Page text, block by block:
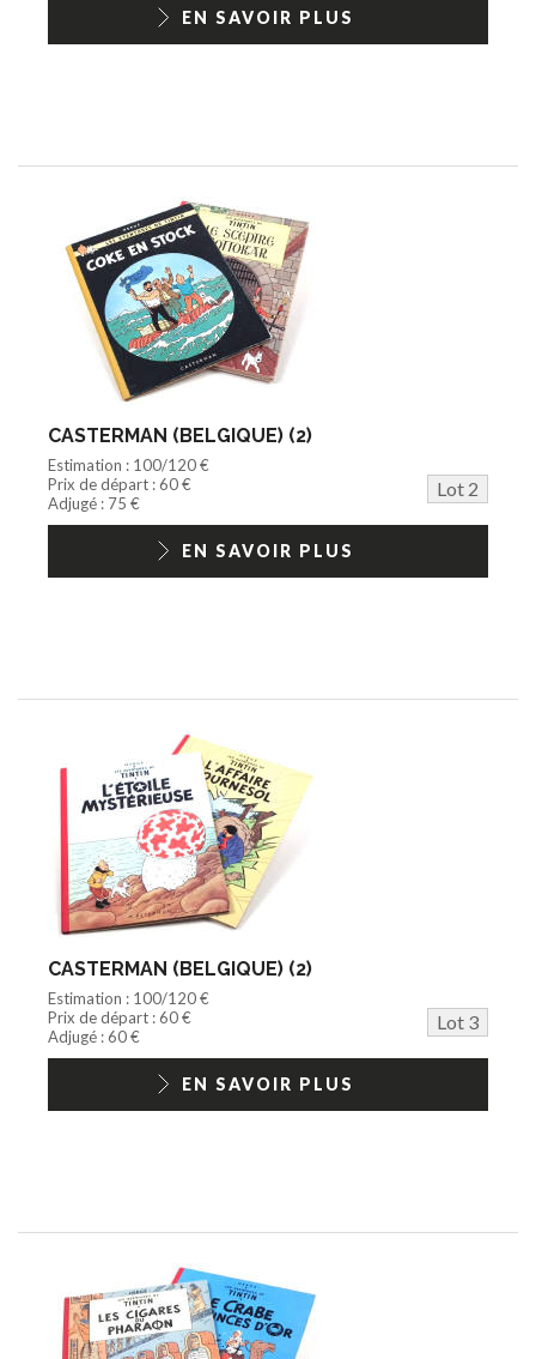
1/18ème moderneEN SAVOIR PLUS
CASTERMAN (BELGIQUE) (2)
Estimation : 100/120 €
Prix de départ : 60 €
Lot 2
Adjugé : 75 €
EN SAVOIR PLUS
CASTERMAN (BELGIQUE) (2)
Estimation : 100/120 €
Prix de départ : 60 €
Lot 3
Adjugé : 60 €
EN SAVOIR PLUS